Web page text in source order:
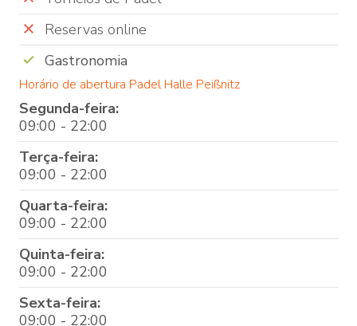
Reservas online
Gastronomia
Horário de abertura Padel Halle Peißnitz
Segunda-feira:
09:00 - 22:00
Terça-feira:
09:00 - 22:00
Quarta-feira:
09:00 - 22:00
Quinta-feira:
09:00 - 22:00
Sexta-feira:
09:00 - 22:00